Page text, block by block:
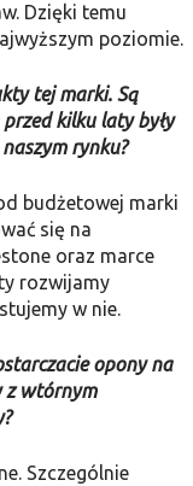
Dzięki temu
poziomie.
tej marki. Są
kilku laty były
rynku?
budżetowej marki
się na
oraz marce
rozwijamy
w nie.
opony na
z wtórnym
Szczególnie